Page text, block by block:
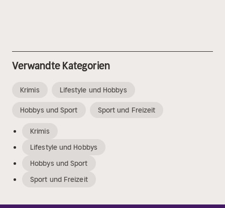
Verwandte Kategorien
Krimis Lifestyle und Hobbys
Hobbys und Sport Sport und Freizeit
Krimis
Lifestyle und Hobbys
Hobbys und Sport
Sport und Freizeit